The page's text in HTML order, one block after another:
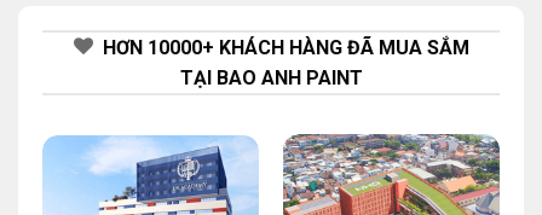
HƠN 10000+ KHÁCH HÀNG ĐÃ MUA SẮM
TẠI BAO ANH PAINT